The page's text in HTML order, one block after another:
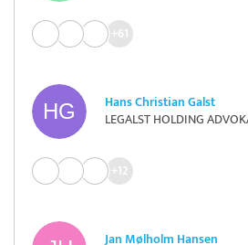
+61
Hans Christian Galst
LEGALST HOLDING
+12
Jan Mølholm Hansen